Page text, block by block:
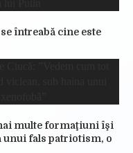
întreabă cine este
multe formaţiuni îşi
unui fals patriotism, o